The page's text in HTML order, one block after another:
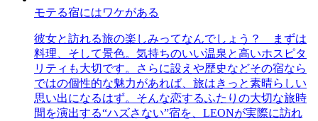
モテる宿にはワケがある
彼女と訪れる旅の楽しみってなんでしょう？ まずは
料理、そして景色。気持ちのいい温泉と高いホスピタ
リティも大切です。さらに設えや歴史などその宿なら
ではの個性的な魅力があれば、旅はきっと素晴らしい
思い出になるはず。そんな恋するふたりの大切な旅時
間を演出する“ハズさない”宿を、LEONが実際に訪れ